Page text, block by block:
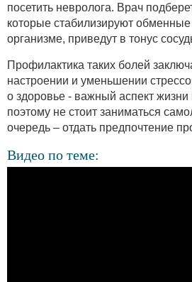
посетить невролога. Врач
которые стабилизируют
организме, приведут в тонус
Профилактика таких болей
настроении и уменьшении
о здоровье - важный аспект жизни
поэтому не стоит заниматься
очередь – отдать предпочтение
Видео по теме: